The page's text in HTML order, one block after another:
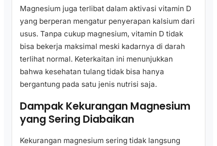
Magnesium juga terlibat dalam aktivasi vitamin D
yang berperan mengatur penyerapan kalsium dari
usus. Tanpa cukup magnesium, vitamin D tidak
bisa bekerja maksimal meski kadarnya di darah
terlihat normal. Keterkaitan ini menunjukkan
bahwa kesehatan tulang tidak bisa hanya
bergantung pada satu jenis nutrisi saja.
Dampak Kekurangan Magnesium
yang Sering Diabaikan
Kekurangan magnesium sering tidak langsung